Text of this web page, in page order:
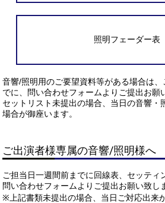
照明フェーダー表
音響/照明用のご要望資料等がある場合は
でに、問い合わせフォームよりご提出お願
セットリスト未提出の場合、当日の音響・
場合が御座います。
ご出演者様専属の音響/照明様へ
ご担当日一週間前までに回線表、セッティ
問い合わせフォームよりご提出お願い致し
※上記書類未提出の場合、当日ご対応出来